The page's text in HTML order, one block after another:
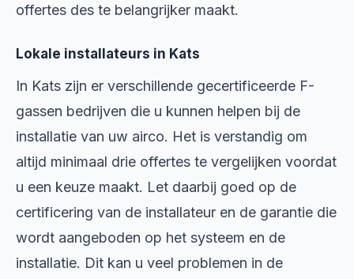
offertes des te belangrijker maakt.
Lokale installateurs in Kats
In Kats zijn er verschillende gecertificeerde F-
gassen bedrijven die u kunnen helpen bij de
installatie van uw airco. Het is verstandig om
altijd minimaal drie offertes te vergelijken voordat
u een keuze maakt. Let daarbij goed op de
certificering van de installateur en de garantie die
wordt aangeboden op het systeem en de
installatie. Dit kan u veel problemen in de